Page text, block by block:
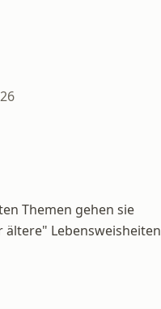
Themen gehen sie
ältere" Lebensweisheiten